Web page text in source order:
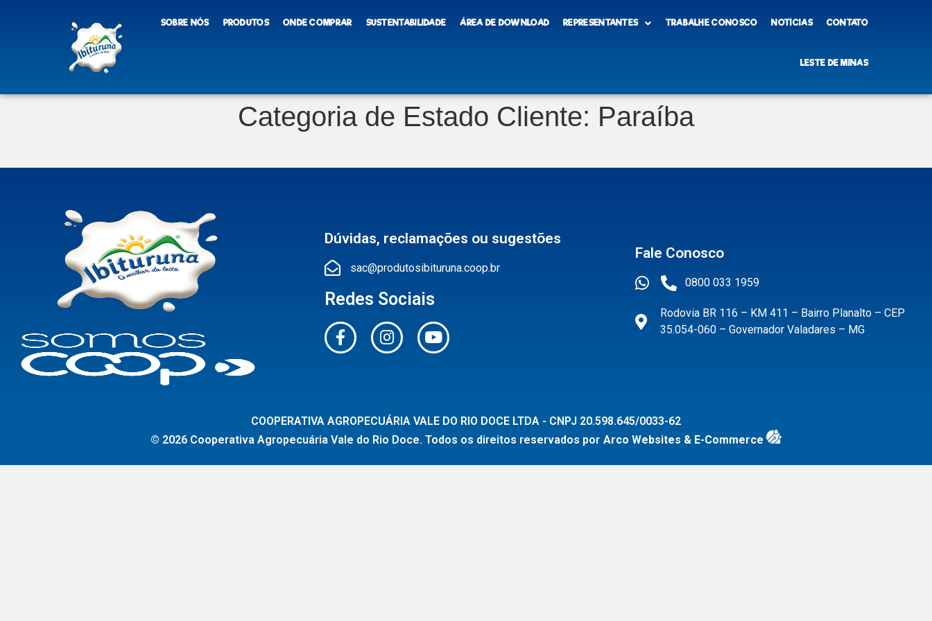
SOBRE NÓS PRODUTOS ONDE COMPRAR SUSTENTABILIDADE ÁREA DE DOWNLOAD REPRESENTANTES TRABALHE CONOSCO NOTÍCIAS CONTATO
LESTE DE MINAS
Categoria de Estado Cliente: Paraíba
Dúvidas, reclamações ou sugestões
sac@produtosibituruna.coop.br
Redes Sociais
Fale Conosco
0800 033 1959
Rodovia BR 116 – KM 411 – Bairro Planalto – CEP
35.054-060 – Governador Valadares – MG
COOPERATIVA AGROPECUÁRIA VALE DO RIO DOCE LTDA - CNPJ 20.598.645/0033-62
© 2026 Cooperativa Agropecuária Vale do Rio Doce. Todos os direitos reservados por Arco Websites & E-Commerce